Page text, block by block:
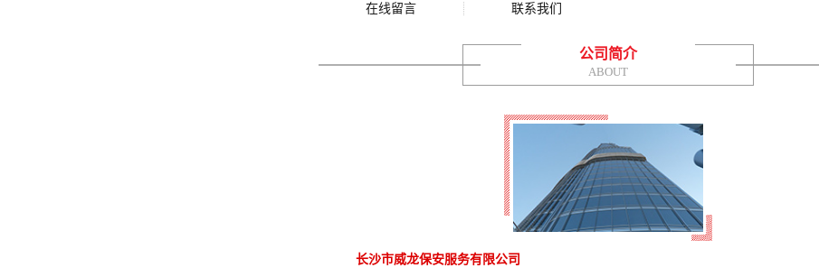
在线留言 联系我们
公司简介
ABOUT
长沙市威龙保安服务有限公司